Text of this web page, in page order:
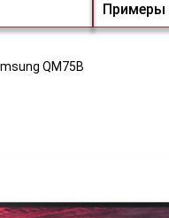
Примеры
QM75B